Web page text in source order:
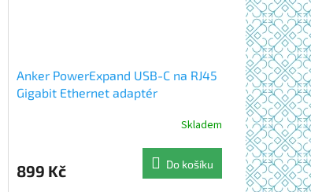
Anker PowerExpand USB-C na RJ45
Gigabit Ethernet adaptér
Skladem
899 Kč Do košíku